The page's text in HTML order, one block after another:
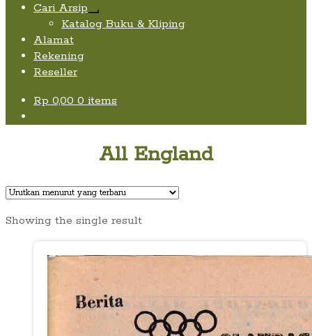
Cari Arsip
Expand
child
Katalog Buku & Kliping
Alamat
Rekening
Reseller
Rp 0,00 0 items
All England
Showing the single result